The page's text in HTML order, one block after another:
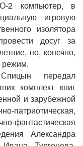
2 компьютер, в
игровую
изолятора
досуг за
но, конечно,
режим.
передал
комплект книг
и зарубежной
патриотическая,
Александра